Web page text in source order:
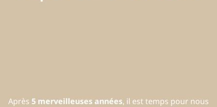
Après 5 merveilleuses années, il est temps pour nous